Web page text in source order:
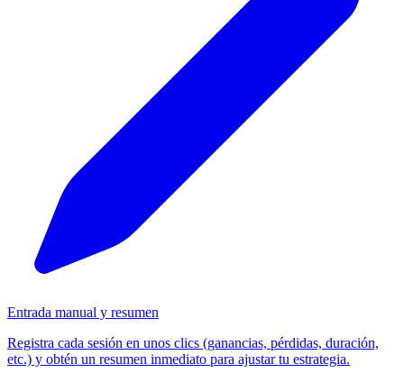
Entrada manual y resumen
Registra cada sesión en unos clics (ganancias, pérdidas, duración,
etc.) y obtén un resumen inmediato para ajustar tu estrategia.